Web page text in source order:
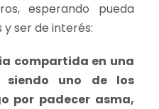
esperando pueda
ser de interés:
compartida en una
siendo uno de los
por padecer asma,